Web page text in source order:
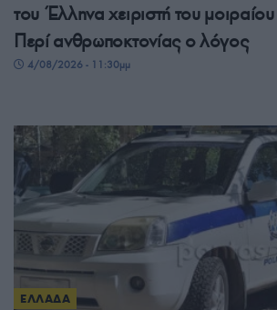
του Έλληνα χειριστή του
Περί ανθρωποκτονίας ο λόγος
4/08/2026 - 11:30μμ
ΕΛΛΑΔΑ